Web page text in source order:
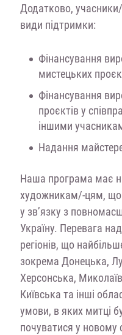
Додатково,
види підтримки:
Фінансування
мистецьких
Фінансування
проєктів у
іншими
Надання
Наша програма має
художникам/-цям, що
у зв’язку з
Україну. Перевага
регіонів, що
зокрема Донецька,
Херсонська,
Київська та інші
умови, в яких митці
почуватися у новому